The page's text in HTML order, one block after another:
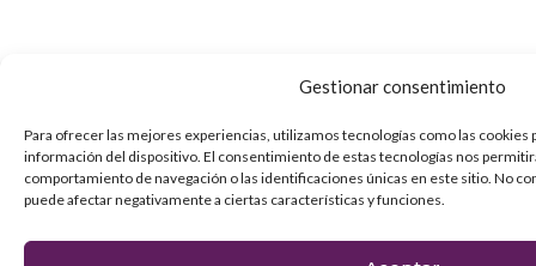
Gestionar consentimiento
Para ofrecer las mejores experiencias, utilizamos tecnologías como las cookies
información del dispositivo. El consentimiento de estas tecnologías nos
comportamiento de navegación o las identificaciones únicas en este sitio. No
puede afectar negativamente a ciertas características y funciones.